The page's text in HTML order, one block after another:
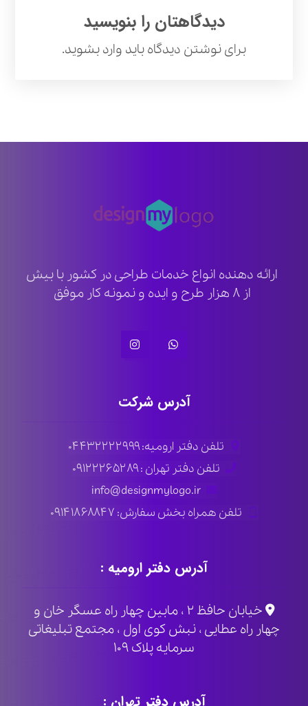
دیدگاهتان را بنویسید
برای نوشتن دیدگاه باید وارد بشوید.
ارائه دهنده انواع خدمات طراحی در کشور با بیش
از ۸ هزار طرح و ایده و نمونه کار موفق
آدرس شرکت
تلفن دفتر ارومیه: ۰۴۴۳۲۲۲۲۹۹۹
تلفن دفتر تهران : ۰۹۱۲۲۲۶۵۲۸۹
info@designmylogo.ir
تلفن همراه بخش سفارش: ۰۹۱۴۱۸۶۸۸۴۷
آدرس دفتر ارومیه :
خیابان حافظ ۲ ، مابین چهار راه عسگر خان و
چهار راه عطایی ، نبش کوی اول ، مجتمع تبلیغاتی
سرمایه پلاک ۱۰۹
آدرس دفتر تهران :